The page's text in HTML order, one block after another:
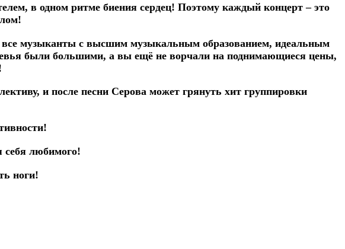
в одном ритме биения сердец! Поэтому каждый концерт – это
музыканты с высшим музыкальным образованием, идеальным
были большими, а вы ещё не ворчали на поднимающиеся цены,
и после песни Серова может грянуть хит группировки
себя любимого!
ноги!